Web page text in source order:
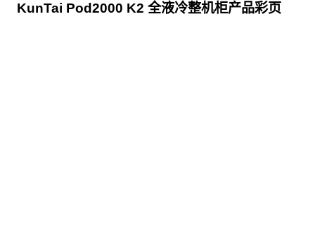
KunTai Pod2000 K2 全液冷整机柜产品彩页